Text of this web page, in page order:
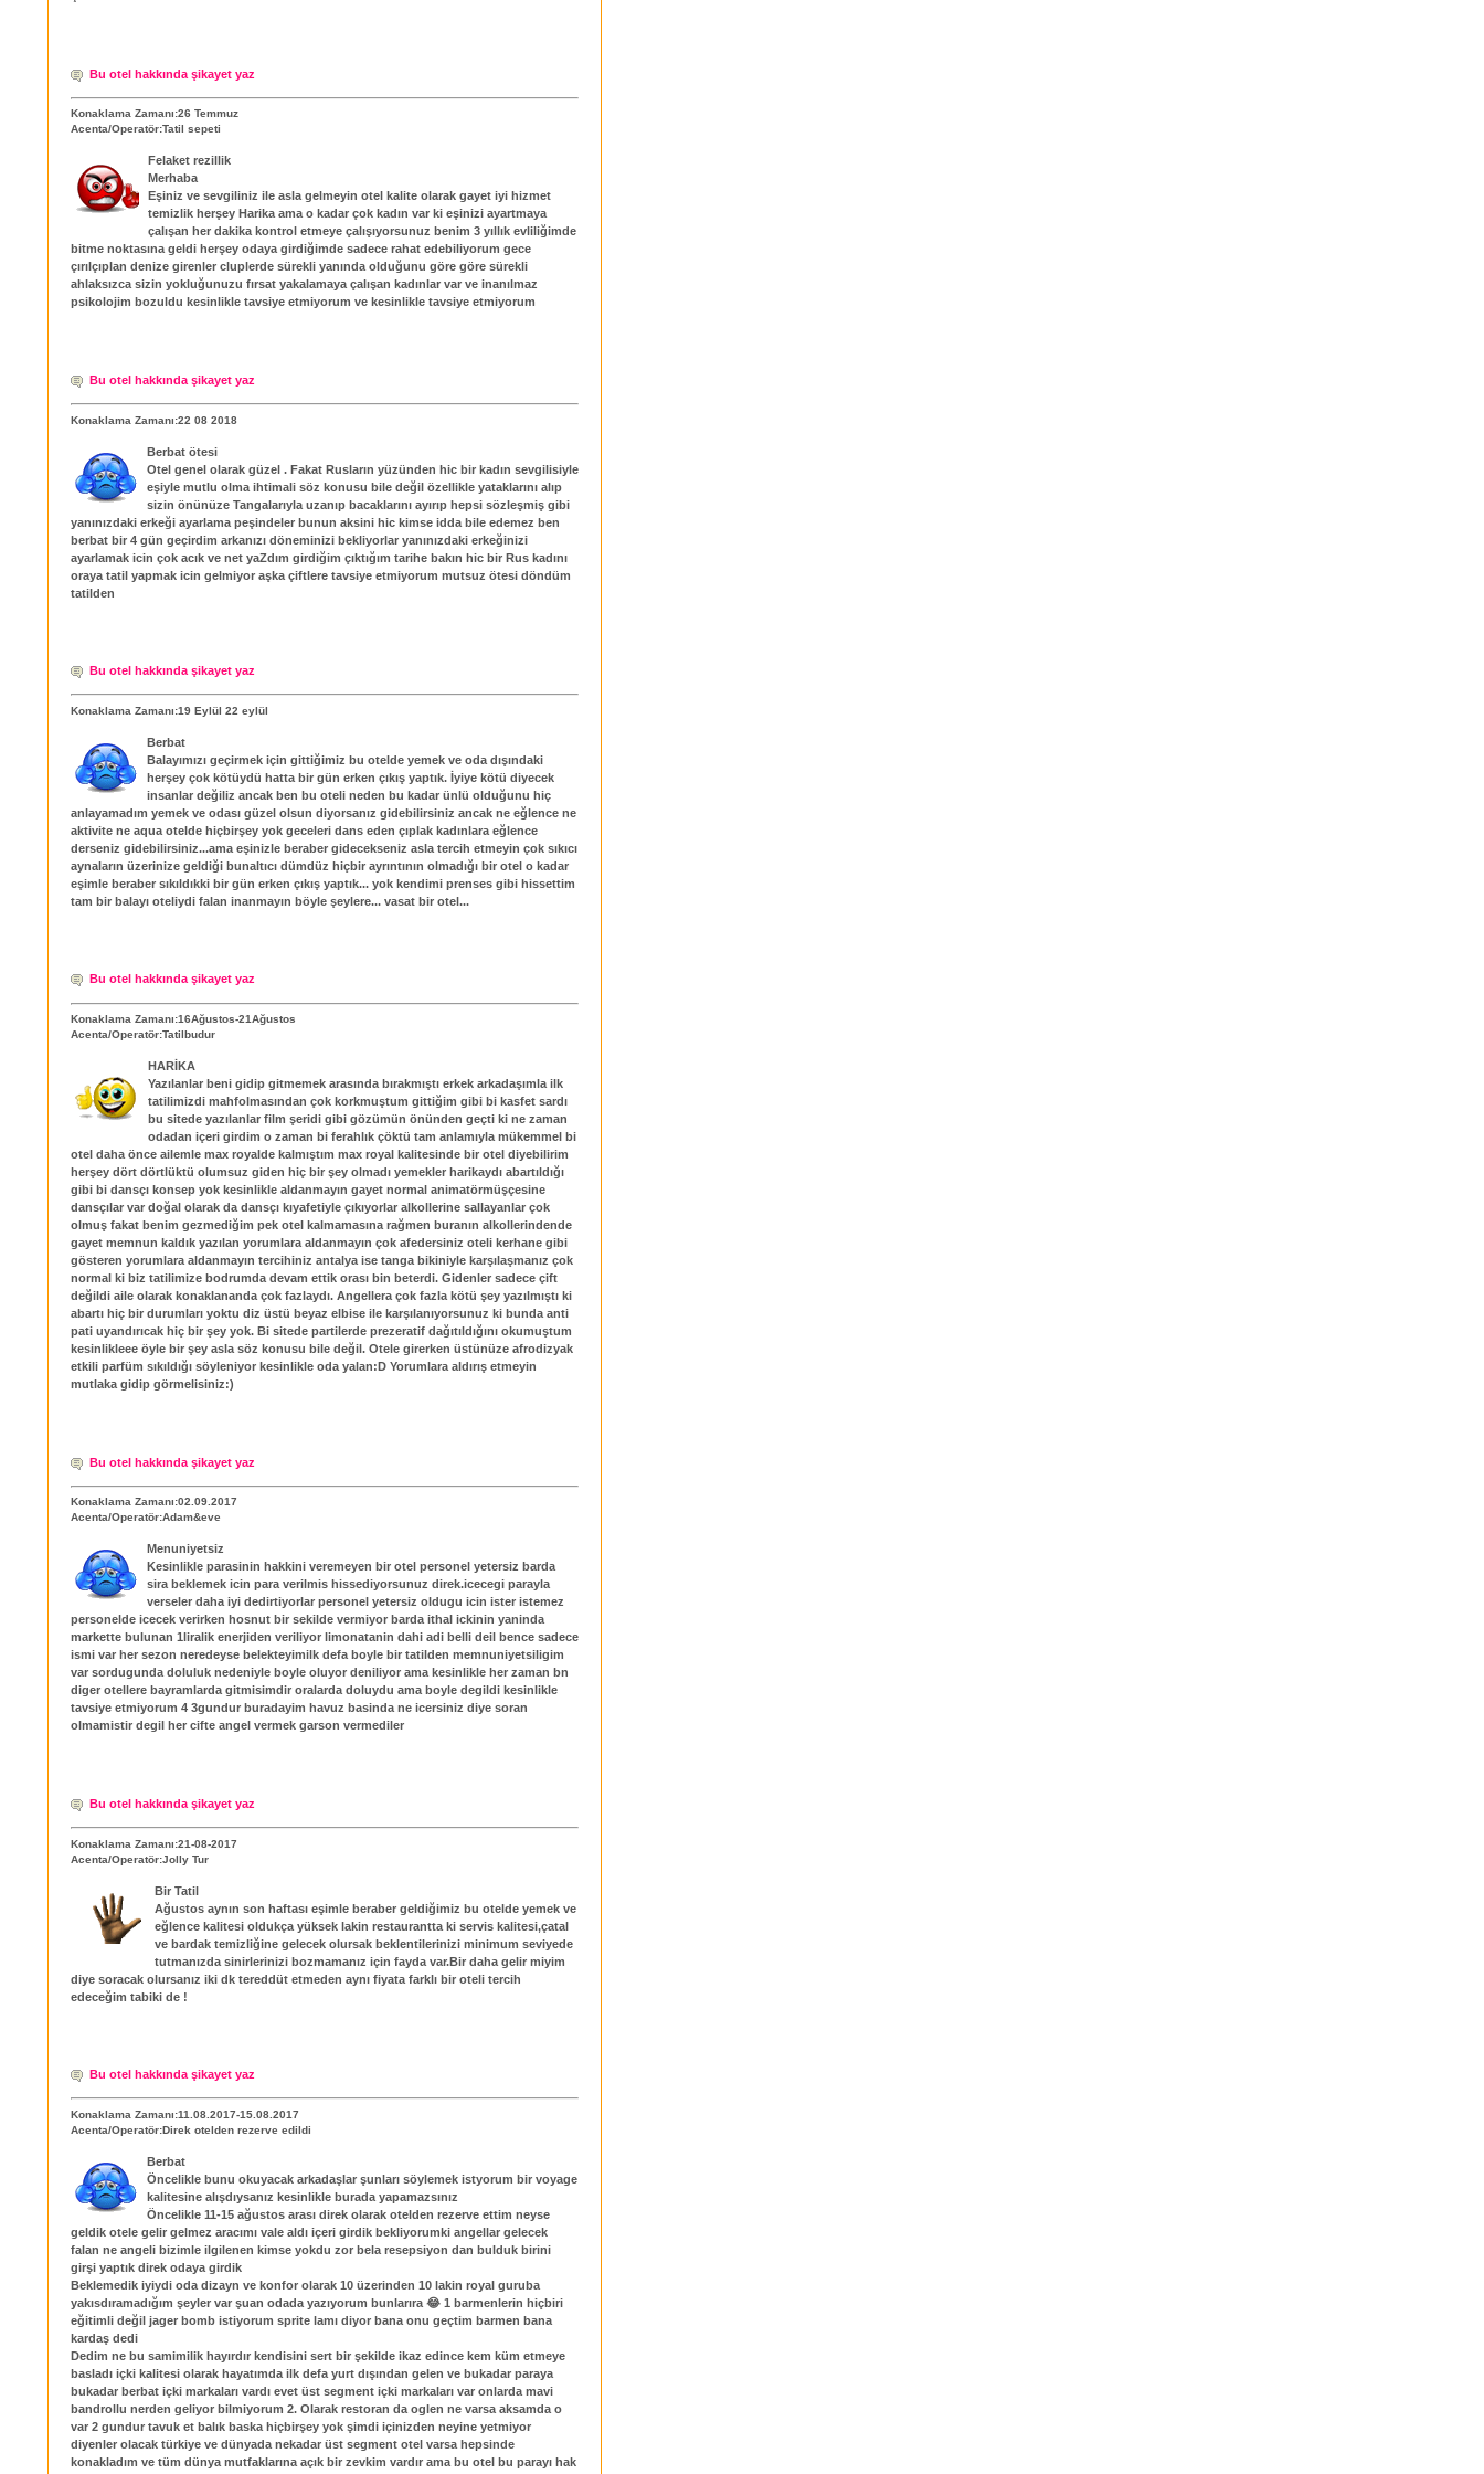
Bu otel hakkında şikayet yaz
Konaklama Zamanı:26 Temmuz
Acenta/Operatör:Tatil sepeti
Felaket rezillik
Merhaba
Eşiniz ve sevgiliniz ile asla gelmeyin otel kalite olarak gayet iyi hizmet
temizlik herşey Harika ama o kadar çok kadın var ki eşinizi ayartmaya
çalışan her dakika kontrol etmeye çalışıyorsunuz benim 3 yıllık evliliğimde
bitme noktasına geldi herşey odaya girdiğimde sadece rahat edebiliyorum gece
çırılçıplan denize girenler cluplerde sürekli yanında olduğunu göre göre sürekli
ahlaksızca sizin yokluğunuzu fırsat yakalamaya çalışan kadınlar var ve inanılmaz
psikolojim bozuldu kesinlikle tavsiye etmiyorum ve kesinlikle tavsiye etmiyorum
Bu otel hakkında şikayet yaz
Konaklama Zamanı:22 08 2018
Berbat ötesi
Otel genel olarak güzel . Fakat Rusların yüzünden hic bir kadın sevgilisiyle
eşiyle mutlu olma ihtimali söz konusu bile değil özellikle yataklarını alıp
sizin önünüze Tangalarıyla uzanıp bacaklarını ayırıp hepsi sözleşmiş gibi
yanınızdaki erkeği ayarlama peşindeler bunun aksini hic kimse idda bile edemez ben
berbat bir 4 gün geçirdim arkanızı döneminizi bekliyorlar yanınızdaki erkeğinizi
ayarlamak icin çok acık ve net yaZdım girdiğim çıktığım tarihe bakın hic bir Rus kadını
oraya tatil yapmak icin gelmiyor aşka çiftlere tavsiye etmiyorum mutsuz ötesi döndüm
tatilden
Bu otel hakkında şikayet yaz
Konaklama Zamanı:19 Eylül 22 eylül
Berbat
Balayımızı geçirmek için gittiğimiz bu otelde yemek ve oda dışındaki
herşey çok kötüydü hatta bir gün erken çıkış yaptık. İyiye kötü diyecek
insanlar değiliz ancak ben bu oteli neden bu kadar ünlü olduğunu hiç
anlayamadım yemek ve odası güzel olsun diyorsanız gidebilirsiniz ancak ne eğlence ne
aktivite ne aqua otelde hiçbirşey yok geceleri dans eden çıplak kadınlara eğlence
derseniz gidebilirsiniz...ama eşinizle beraber gidecekseniz asla tercih etmeyin çok sıkıcı
aynaların üzerinize geldiği bunaltıcı dümdüz hiçbir ayrıntının olmadığı bir otel o kadar
eşimle beraber sıkıldıkki bir gün erken çıkış yaptık... yok kendimi prenses gibi hissettim
tam bir balayı oteliydi falan inanmayın böyle şeylere... vasat bir otel...
Bu otel hakkında şikayet yaz
Konaklama Zamanı:16Ağustos-21Ağustos
Acenta/Operatör:Tatilbudur
HARİKA
Yazılanlar beni gidip gitmemek arasında bırakmıştı erkek arkadaşımla ilk
tatilimizdi mahfolmasından çok korkmuştum gittiğim gibi bi kasfet sardı
bu sitede yazılanlar film şeridi gibi gözümün önünden geçti ki ne zaman
odadan içeri girdim o zaman bi ferahlık çöktü tam anlamıyla mükemmel bi
otel daha önce ailemle max royalde kalmıştım max royal kalitesinde bir otel diyebilirim
herşey dört dörtlüktü olumsuz giden hiç bir şey olmadı yemekler harikaydı abartıldığı
gibi bi dansçı konsep yok kesinlikle aldanmayın gayet normal animatörmüşçesine
dansçılar var doğal olarak da dansçı kıyafetiyle çıkıyorlar alkollerine sallayanlar çok
olmuş fakat benim gezmediğim pek otel kalmamasına rağmen buranın alkollerindende
gayet memnun kaldık yazılan yorumlara aldanmayın çok afedersiniz oteli kerhane gibi
gösteren yorumlara aldanmayın tercihiniz antalya ise tanga bikiniyle karşılaşmanız çok
normal ki biz tatilimize bodrumda devam ettik orası bin beterdi. Gidenler sadece çift
değildi aile olarak konaklananda çok fazlaydı. Angellera çok fazla kötü şey yazılmıştı ki
abartı hiç bir durumları yoktu diz üstü beyaz elbise ile karşılanıyorsunuz ki bunda anti
pati uyandırıcak hiç bir şey yok. Bi sitede partilerde prezeratif dağıtıldığını okumuştum
kesinlikleee öyle bir şey asla söz konusu bile değil. Otele girerken üstünüze afrodizyak
etkili parfüm sıkıldığı söyleniyor kesinlikle oda yalan:D Yorumlara aldırış etmeyin
mutlaka gidip görmelisiniz:)
Bu otel hakkında şikayet yaz
Konaklama Zamanı:02.09.2017
Acenta/Operatör:Adam&eve
Menuniyetsiz
Kesinlikle parasinin hakkini veremeyen bir otel personel yetersiz barda
sira beklemek icin para verilmis hissediyorsunuz direk.icecegi parayla
verseler daha iyi dedirtiyorlar personel yetersiz oldugu icin ister istemez
personelde icecek verirken hosnut bir sekilde vermiyor barda ithal ickinin yaninda
markette bulunan 1liralik enerjiden veriliyor limonatanin dahi adi belli deil bence sadece
ismi var her sezon neredeyse belekteyimilk defa boyle bir tatilden memnuniyetsiligim
var sordugunda doluluk nedeniyle boyle oluyor deniliyor ama kesinlikle her zaman bn
diger otellere bayramlarda gitmisimdir oralarda doluydu ama boyle degildi kesinlikle
tavsiye etmiyorum 4 3gundur buradayim havuz basinda ne icersiniz diye soran
olmamistir degil her cifte angel vermek garson vermediler
Bu otel hakkında şikayet yaz
Konaklama Zamanı:21-08-2017
Acenta/Operatör:Jolly Tur
Bir Tatil
Ağustos aynın son haftası eşimle beraber geldiğimiz bu otelde yemek ve
eğlence kalitesi oldukça yüksek lakin restaurantta ki servis kalitesi,çatal
ve bardak temizliğine gelecek olursak beklentilerinizi minimum seviyede
tutmanızda sinirlerinizi bozmamanız için fayda var.Bir daha gelir miyim
diye soracak olursanız iki dk tereddüt etmeden aynı fiyata farklı bir oteli tercih
edeceğim tabiki de !
Bu otel hakkında şikayet yaz
Konaklama Zamanı:11.08.2017-15.08.2017
Acenta/Operatör:Direk otelden rezerve edildi
Berbat
Öncelikle bunu okuyacak arkadaşlar şunları söylemek istyorum bir voyage
kalitesine alışdıysanız kesinlikle burada yapamazsınız
Öncelikle 11-15 ağustos arası direk olarak otelden rezerve ettim neyse
geldik otele gelir gelmez aracımı vale aldı içeri girdik bekliyorumki angellar gelecek
falan ne angeli bizimle ilgilenen kimse yokdu zor bela resepsiyon dan bulduk birini
girşi yaptık direk odaya girdik
Beklemedik iyiydi oda dizayn ve konfor olarak 10 üzerinden 10 lakin royal guruba
yakısdıramadığım şeyler var şuan odada yazıyorum bunlarıra 😂 1 barmenlerin hiçbiri
eğitimli değil jager bomb istiyorum sprite lamı diyor bana onu geçtim barmen bana
kardaş dedi
Dedim ne bu samimilik hayırdır kendisini sert bir şekilde ikaz edince kem küm etmeye
basladı içki kalitesi olarak hayatımda ilk defa yurt dışından gelen ve bukadar paraya
bukadar berbat içki markaları vardı evet üst segment içki markaları var onlarda mavi
bandrollu nerden geliyor bilmiyorum 2. Olarak restoran da oglen ne varsa aksamda o
var 2 gundur tavuk et balık baska hiçbirşey yok şimdi içinizden neyine yetmiyor
diyenler olacak türkiye ve dünyada nekadar üst segment otel varsa hepsinde
konakladım ve tüm dünya mutfaklarına açık bir zevkim vardır ama bu otel bu parayı hak